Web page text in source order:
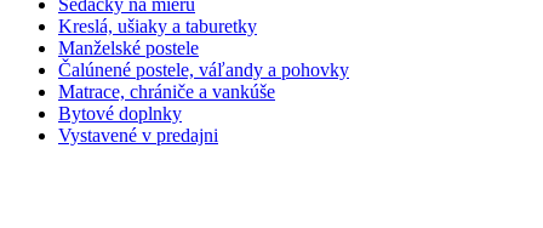
Sedačky na mieru
Kreslá, ušiaky a taburetky
Manželské postele
Čalúnené postele, váľandy a pohovky
Matrace, chrániče a vankúše
Bytové doplnky
Vystavené v predajni